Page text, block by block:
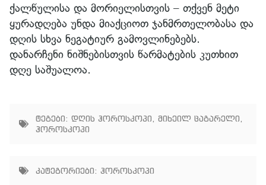
ქალწულისა და მორიელისთვის – თქვენ მეტი
ყურადღება უნდა მიაქციოთ ჯანმრთელობასა და
დღის სხვა ნეგატიურ გამოვლინებებს.
დანარჩენი ნიშნებისთვის წარმატების კუთხით
დღე საშუალოა.
ტეგები: დღის ჰოროსკოპი, მიხეილ ცაგარელი,
ჰოროსკოპი
კატეგორიები: ჰოროსკოპი